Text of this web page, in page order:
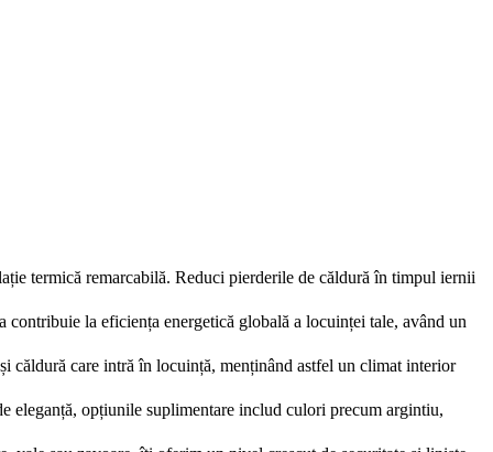
termică remarcabilă. Reduci pierderile de căldură în timpul iernii
la eficiența energetică globală a locuinței tale, având un
căldură care intră în locuință, menținând astfel un climat interior
eleganță, opțiunile suplimentare includ culori precum argintiu,